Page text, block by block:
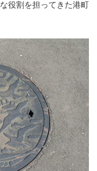
役割を担ってきた港町